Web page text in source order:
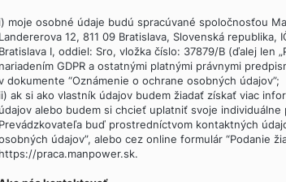
i) moje osobné údaje budú spracúvané spoločnosťou
Landererova 12, 811 09 Bratislava, Slovenská republika,
Bratislava I, oddiel: Sro, vložka číslo: 37879/B (ďalej len
nariadením GDPR a ostatnými platnými právnymi
dokumente “Oznámenie o ochrane osobných údajov”;
ii) ak si ako vlastník údajov budem žiadať získať viac
údajov alebo budem si chcieť uplatniť svoje
Prevádzkovateľa buď prostredníctvom kontaktných
údajov”, alebo cez online formulár “Podanie
https://praca.manpower.sk.